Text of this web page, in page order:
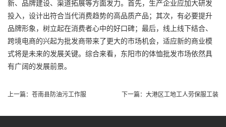
新、品牌建设、渠道拓展等方面发力。首先，生产企业应加大研发
投入，设计出符合当代消费趋势的高品质产品；其次，有必要提升
品牌形象，树立起在消费者心中的好口碑；最后，线上线下结合、
跨境电商的兴起为批发商带来了更大的市场机会，适应新的商业模
式将是未来的发展关键。综合来看，东阳市的体恤批发市场依然具
有广阔的发展前景。
上一篇： 苍南县防油污工作服 下一篇： 大港区工地工人劳保服工装